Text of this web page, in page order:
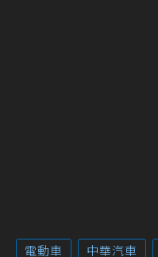
電動車 中華汽車